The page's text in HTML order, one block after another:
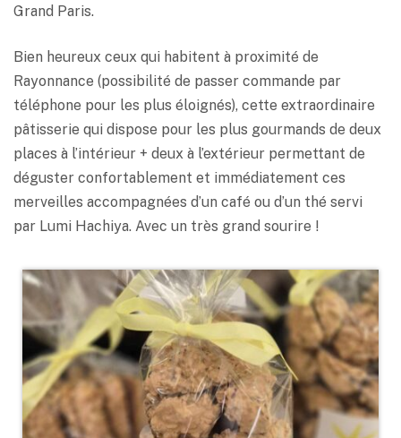
Grand Paris.
Bien heureux ceux qui habitent à proximité de
Rayonnance (possibilité de passer commande par
téléphone pour les plus éloignés), cette extraordinaire
pâtisserie qui dispose pour les plus gourmands de deux
places à l’intérieur + deux à l’extérieur permettant de
déguster confortablement et immédiatement ces
merveilles accompagnées d’un café ou d’un thé servi
par Lumi Hachiya. Avec un très grand sourire !